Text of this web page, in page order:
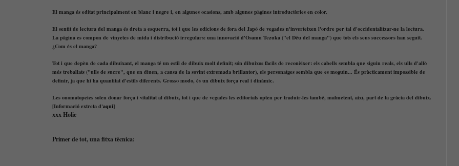
El manga és editat principalment en blanc i negre i, en algunes ocasions, amb algunes pàgines introductòries en color.
El sentit de lectura del manga és dreta a esquerra, tot i que les edicions de fora del Japó de vegades n'inverteixen l'ordre per tal d'occidentalitzar-ne la lectura.
La pàgina es compon de vinyetes de mida i distribució irregulars: una innovació d'Osamu Tezuka ("el Déu del manga") que tots els seus successors han seguit.
¿Com és el manga?
Tot i que depèn de cada dibuixant, el manga té un estil de dibuix molt definit; són dibuixos fàcils de reconèixer: els cabells sembla que siguin reals, els ulls d'allò
més treballats ("ulls de sucre", que en diuen, a causa de la sovint extremada brillantor), els personatges sembla que es moguin... És pràcticament impossible de
definir, ja que hi ha quantitat d'estils diferents. Grosso modo, és un dibuix força real i dinàmic.
Les onomatopeies solen donar força i vitalitat al dibuix, tot i que de vegades les editorials opten per traduir-les també, malmetent, així, part de la gràcia del dibuix.
[Informació extreta d'aqui]
xxx Holic
Primer de tot, una fitxa tècnica: